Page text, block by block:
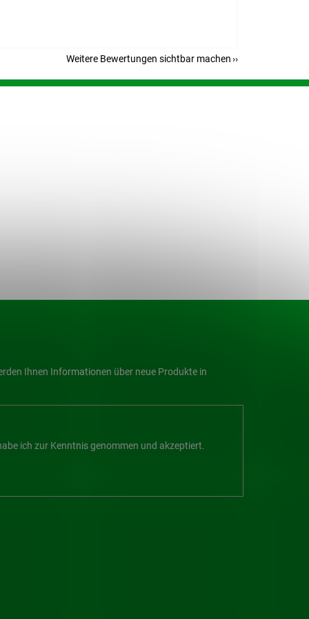
Weitere Bewertungen sichtbar machen
Ihnen Informationen über neue Produkte in
ich zur Kenntnis genommen und akzeptiert.